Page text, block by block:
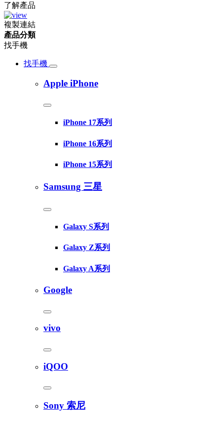
了解產品
複製連結
產品分類
找手機
找手機
Apple iPhone
iPhone 17系列
iPhone 16系列
iPhone 15系列
Samsung 三星
Galaxy S系列
Galaxy Z系列
Galaxy A系列
Google
vivo
iQOO
Sony 索尼